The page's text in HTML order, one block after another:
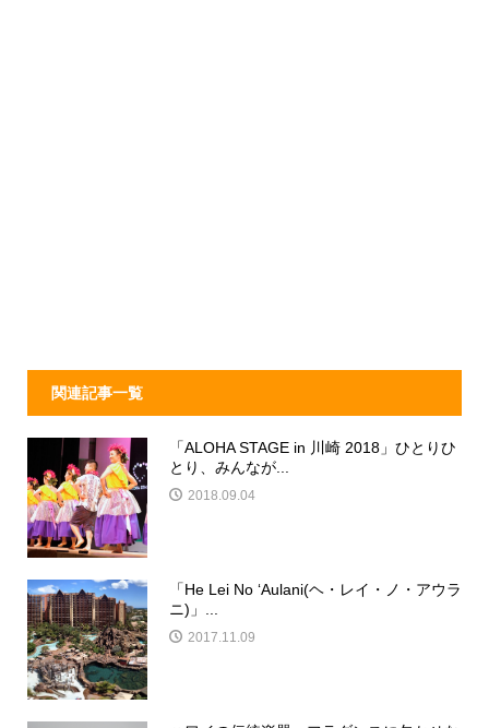
関連記事一覧
「ALOHA STAGE in 川崎 2018」ひとりひ
とり、みんなが...
2018.09.04
「He Lei No ‘Aulani(ヘ・レイ・ノ・アウラ
ニ)」...
2017.11.09